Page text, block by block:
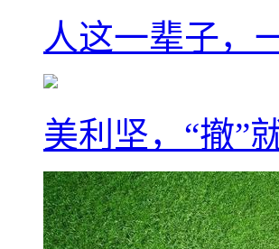
人这一辈子，
美利坚，“撤”